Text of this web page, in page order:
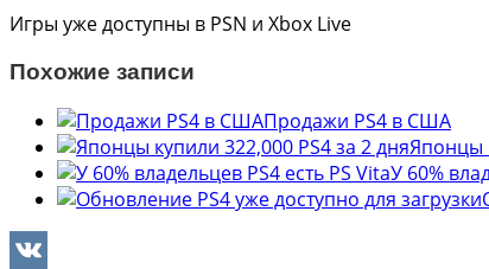
Игры уже доступны в PSN и Xbox Live
Похожие записи
Продажи PS4 в США
Японцы
У 60%